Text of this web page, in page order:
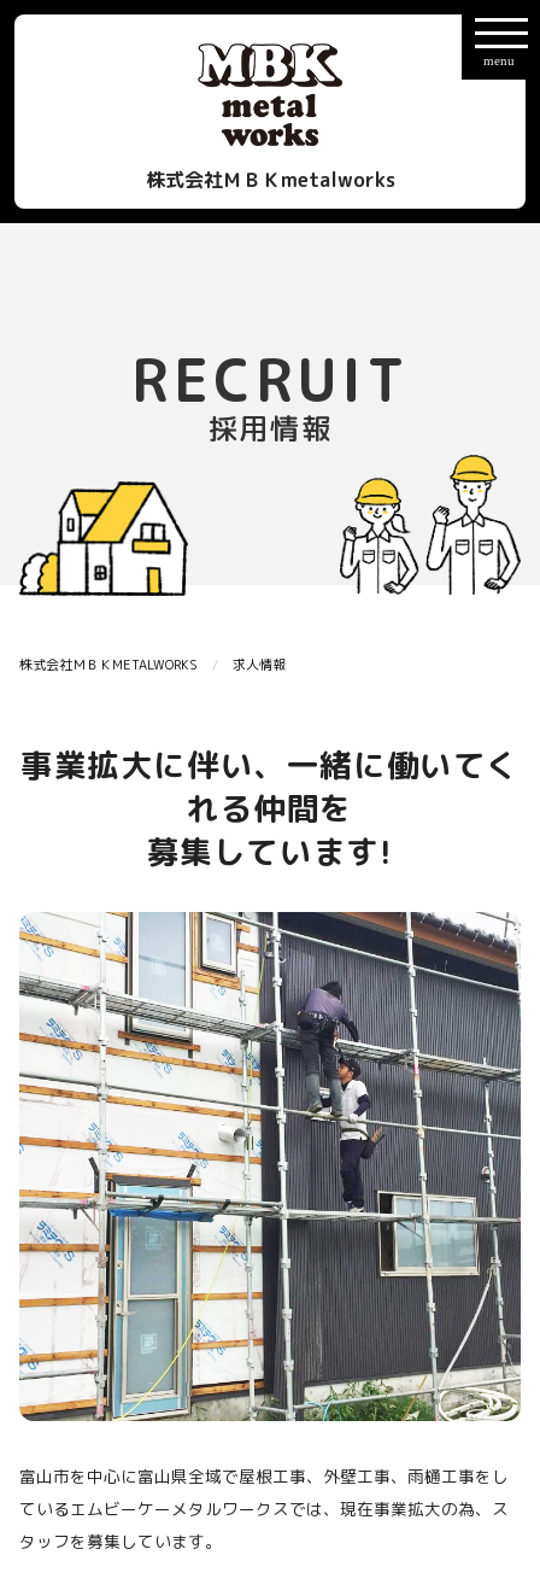
株式会社ＭＢＫmetalworks
RECRUIT
採用情報
株式会社ＭＢＫMETALWORKS 求人情報
事業拡大に伴い、一緒に働いてく
れる仲間を
募集しています!
富山市を中心に富山県全域で屋根工事、外壁工事、雨樋工事をし
ているエムビーケーメタルワークスでは、現在事業拡大の為、ス
タッフを募集しています。